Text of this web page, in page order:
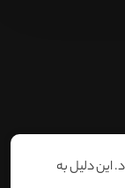
این دلیل به